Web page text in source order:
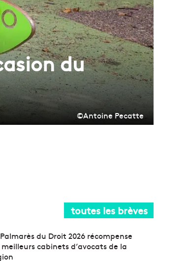
du
©Antoine Pecatte
toutes les brèves
du Droit 2026 récompense
meilleurs cabinets d’avocats de la